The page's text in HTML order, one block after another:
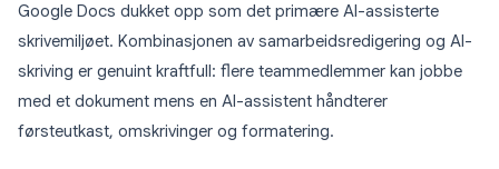
Google Docs dukket opp som det primære AI-assisterte
skrivemiljøet. Kombinasjonen av samarbeidsredigering og AI-
skriving er genuint kraftfull: flere teammedlemmer kan jobbe
med et dokument mens en AI-assistent håndterer
førsteutkast, omskrivinger og formatering.